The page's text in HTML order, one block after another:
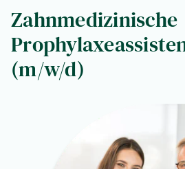
Über
uns
Zahnmedizinische
(m/w/d)